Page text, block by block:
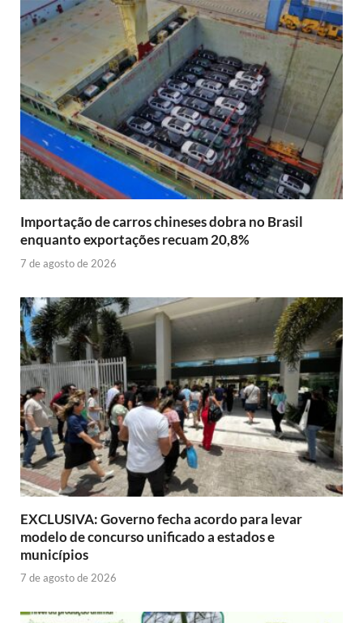
Importação de carros chineses dobra no Brasil
enquanto exportações recuam 20,8%
7 de agosto de 2026
EXCLUSIVA: Governo fecha acordo para levar
modelo de concurso unificado a estados e
municípios
7 de agosto de 2026